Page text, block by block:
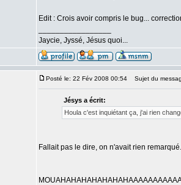
Edit : Crois avoir compris le bug...
Jaycie, Jyssé, Jésus quoi...
Posté le: 22 Fév 2008 00:54 Sujet du
Jésys a écrit:
Houla c'est inquiétant ça, j'ai rien
Fallait pas le dire, on n'avait rien